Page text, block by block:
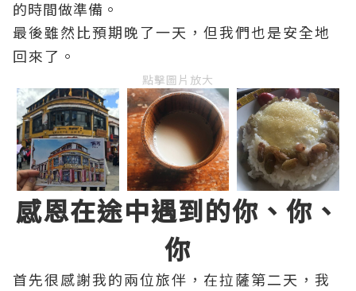
的時間做準備。
最後雖然比預期晚了一天，但我們也是安全地
回來了。
點擊圖片放大
感恩在途中遇到的你、你、
你
首先很感謝我的兩位旅伴，在拉薩第二天，我